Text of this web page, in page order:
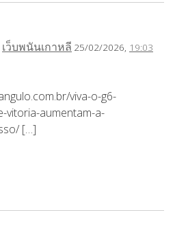
เว็บพนันเกาหลี 25/02/2026, 19:03
viva-o-g6-
vitoria-aumentam-a-
[…]